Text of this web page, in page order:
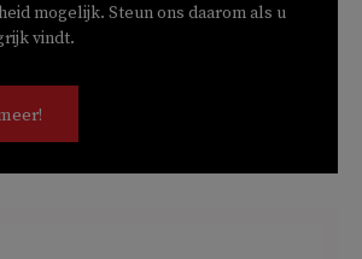
mogelijk. Steun ons daarom als u
vindt.